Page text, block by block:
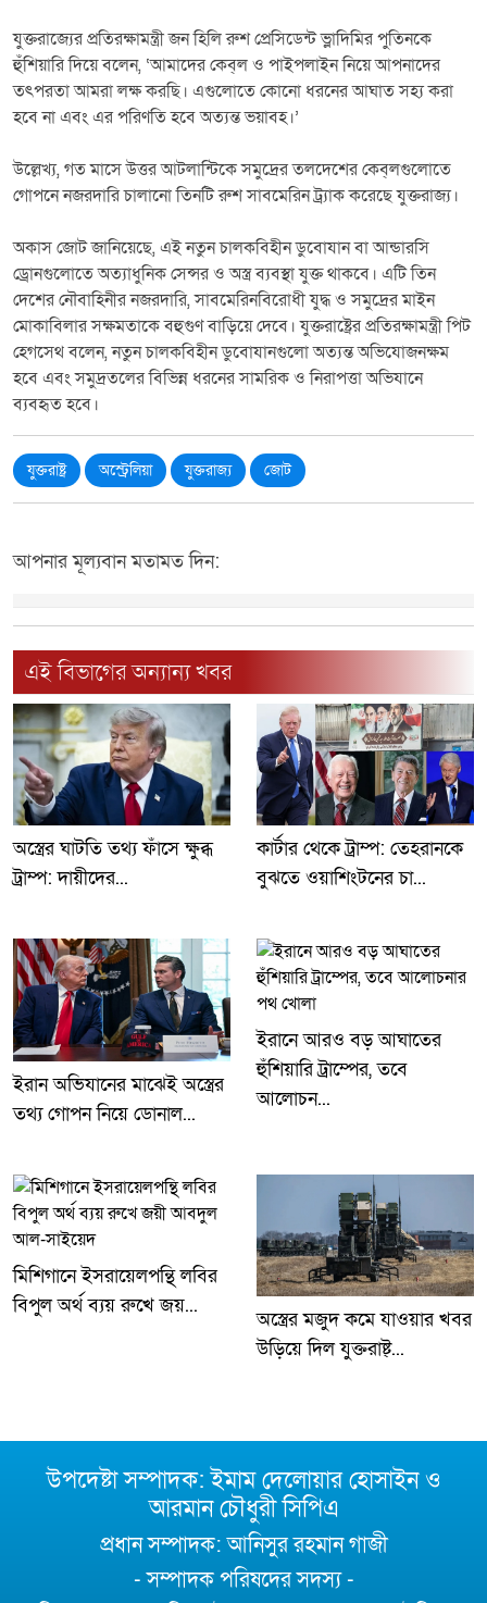
যুক্তরাজ্যের প্রতিরক্ষামন্ত্রী জন হিলি রুশ প্রেসিডেন্ট ভ্লাদিমির পুতিনকে
হুঁশিয়ারি দিয়ে বলেন, ‘আমাদের কেব্‌ল ও পাইপলাইন নিয়ে আপনাদের
তৎপরতা আমরা লক্ষ করছি। এগুলোতে কোনো ধরনের আঘাত সহ্য করা
হবে না এবং এর পরিণতি হবে অত্যন্ত ভয়াবহ।’
উল্লেখ্য, গত মাসে উত্তর আটলান্টিকে সমুদ্রের তলদেশের কেব্‌লগুলোতে
গোপনে নজরদারি চালানো তিনটি রুশ সাবমেরিন ট্র্যাক করেছে যুক্তরাজ্য।
অকাস জোট জানিয়েছে, এই নতুন চালকবিহীন ডুবোযান বা আন্ডারসি
ড্রোনগুলোতে অত্যাধুনিক সেন্সর ও অস্ত্র ব্যবস্থা যুক্ত থাকবে। এটি তিন
দেশের নৌবাহিনীর নজরদারি, সাবমেরিনবিরোধী যুদ্ধ ও সমুদ্রের মাইন
মোকাবিলার সক্ষমতাকে বহুগুণ বাড়িয়ে দেবে। যুক্তরাষ্ট্রের প্রতিরক্ষামন্ত্রী পিট
হেগসেথ বলেন, নতুন চালকবিহীন ডুবোযানগুলো অত্যন্ত অভিযোজনক্ষম
হবে এবং সমুদ্রতলের বিভিন্ন ধরনের সামরিক ও নিরাপত্তা অভিযানে
ব্যবহৃত হবে।
যুক্তরাষ্ট্র অস্ট্রেলিয়া যুক্তরাজ্য জোট
আপনার মূল্যবান মতামত দিন:
এই বিভাগের অন্যান্য খবর
অস্ত্রের ঘাটতি তথ্য ফাঁসে ক্ষুব্ধ
ট্রাম্প: দায়ীদের...
কার্টার থেকে ট্রাম্প: তেহরানকে
বুঝতে ওয়াশিংটনের চা...
ইরান অভিযানের মাঝেই অস্ত্রের
তথ্য গোপন নিয়ে ডোনাল...
ইরানে আরও বড় আঘাতের
হুঁশিয়ারি ট্রাম্পের, তবে
আলোচন...
মিশিগানে ইসরায়েলপন্থি লবির
বিপুল অর্থ ব্যয় রুখে জয়...
অস্ত্রের মজুদ কমে যাওয়ার খবর
উড়িয়ে দিল যুক্তরাষ্ট্...
উপদেষ্টা সম্পাদক: ইমাম দেলোয়ার হোসাইন ও
আরমান চৌধুরী সিপিএ
প্রধান সম্পাদক: আনিসুর রহমান গাজী
- সম্পাদক পরিষদের সদস্য -